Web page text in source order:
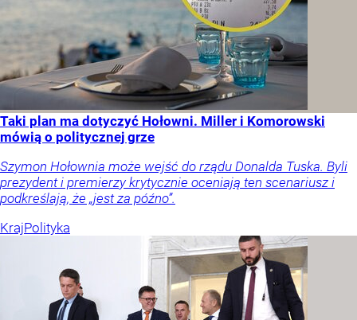
Taki plan ma dotyczyć Hołowni. Miller i Komorowski
mówią o politycznej grze
Szymon Hołownia może wejść do rządu Donalda Tuska. Byli
prezydent i premierzy krytycznie oceniają ten scenariusz i
podkreślają, że „jest za późno”.
KrajPolityka